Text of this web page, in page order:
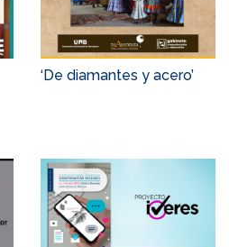
‘De diamantes y acero’